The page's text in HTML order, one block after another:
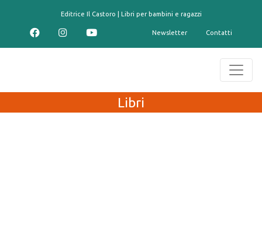
Editrice Il Castoro | Libri per bambini e ragazzi
Newsletter Contatti
Libri